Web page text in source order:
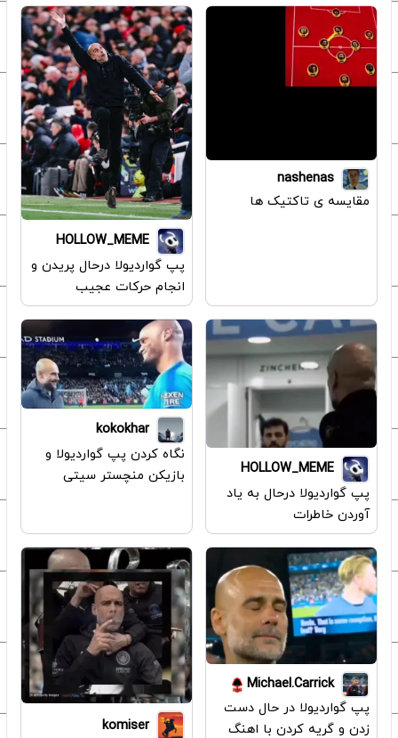
nashenas
مقایسه ی تاکتیک ها
HOLLOW_MEME
پپ گواردیولا درحال پریدن و
انجام حرکات عجیب
HOLLOW_MEME
پپ گواردیولا درحال به یاد
آوردن خاطرات
kokokhar
نگاه کردن پپ گواردیولا و
بازیکن منچستر سیتی
Michael.Carrick
پپ گواردیولا در حال دست
زدن و گریه کردن با اهنگ
komiser